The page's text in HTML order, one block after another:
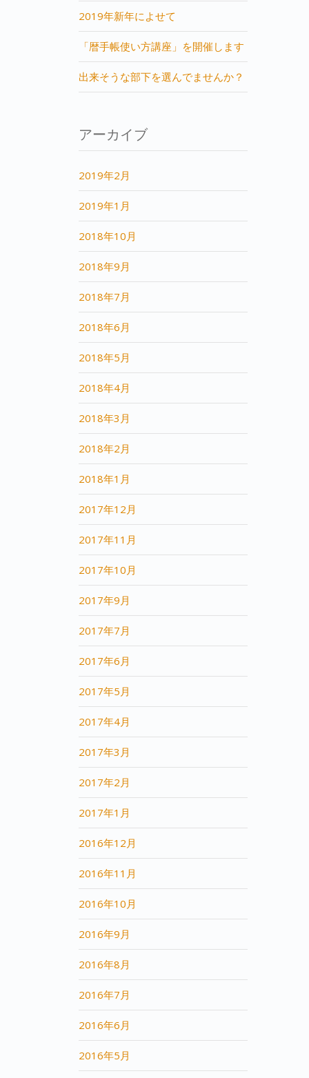
2019年新年によせて
「暦手帳使い方講座」を開催します
出来そうな部下を選んでませんか？
アーカイブ
2019年2月
2019年1月
2018年10月
2018年9月
2018年7月
2018年6月
2018年5月
2018年4月
2018年3月
2018年2月
2018年1月
2017年12月
2017年11月
2017年10月
2017年9月
2017年7月
2017年6月
2017年5月
2017年4月
2017年3月
2017年2月
2017年1月
2016年12月
2016年11月
2016年10月
2016年9月
2016年8月
2016年7月
2016年6月
2016年5月